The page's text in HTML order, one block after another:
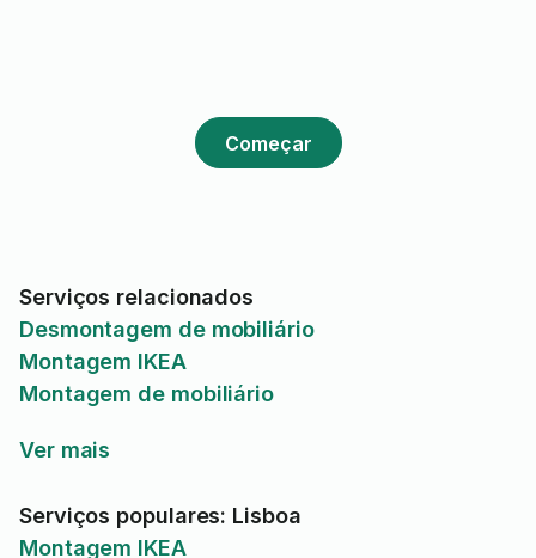
Começar
Serviços relacionados
Desmontagem de mobiliário
Montagem IKEA
Montagem de mobiliário
Ver mais
Serviços populares: Lisboa
Montagem IKEA